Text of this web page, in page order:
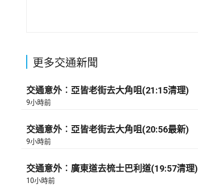
更多交通新聞
交通意外︰亞皆老街去大角咀(21:15清理)
9小時前
交通意外︰亞皆老街去大角咀(20:56最新)
9小時前
交通意外︰廣東道去梳士巴利道(19:57清理)
10小時前